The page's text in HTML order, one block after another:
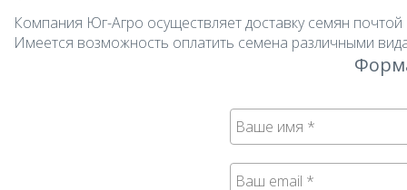
Компания Юг-Агро осуществляет доставку семян
Имеется возможность оплатить семена различными